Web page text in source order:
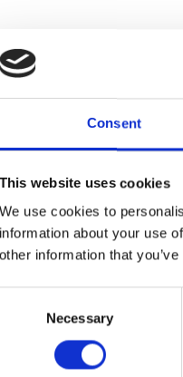
Consent
This website uses cookies
We use cookies to
information about your use
other information that
Necessary